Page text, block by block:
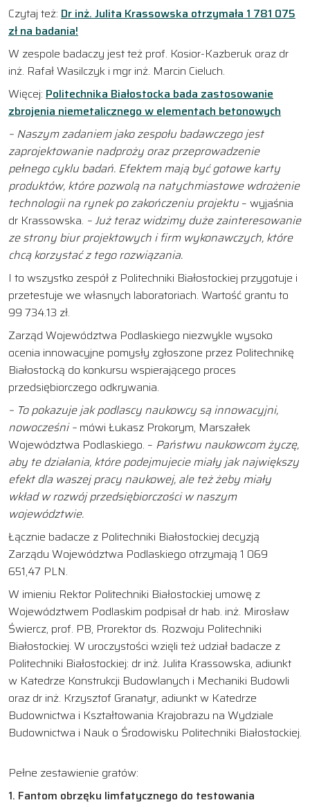
Czytaj też: Dr inż. Julita Krassowska otrzymała 1 781 075
zł na badania!
W zespole badaczy jest też prof. Kosior-Kazberuk oraz dr
inż. Rafał Wasilczyk i mgr inż. Marcin Cieluch.
Więcej: Politechnika Białostocka bada zastosowanie
zbrojenia niemetalicznego w elementach betonowych
– Naszym zadaniem jako zespołu badawczego jest
zaprojektowanie nadproży oraz przeprowadzenie
pełnego cyklu badań. Efektem mają być gotowe karty
produktów, które pozwolą na natychmiastowe wdrożenie
technologii na rynek po zakończeniu projektu – wyjaśnia
dr Krassowska. – Już teraz widzimy duże zainteresowanie
ze strony biur projektowych i firm wykonawczych, które
chcą korzystać z tego rozwiązania.
I to wszystko zespół z Politechniki Białostockiej przygotuje i
przetestuje we własnych laboratoriach. Wartość grantu to
99 734.13 zł.
Zarząd Województwa Podlaskiego niezwykle wysoko
ocenia innowacyjne pomysły zgłoszone przez Politechnikę
Białostocką do konkursu wspierającego proces
przedsiębiorczego odkrywania.
– To pokazuje jak podlascy naukowcy są innowacyjni,
nowocześni – mówi Łukasz Prokorym, Marszałek
Województwa Podlaskiego. – Państwu naukowcom życzę,
aby te działania, które podejmujecie miały jak największy
efekt dla waszej pracy naukowej, ale też żeby miały
wkład w rozwój przedsiębiorczości w naszym
województwie.
Łącznie badacze z Politechniki Białostockiej decyzją
Zarządu Województwa Podlaskiego otrzymają 1 069
651,47 PLN.
W imieniu Rektor Politechniki Białostockiej umowę z
Województwem Podlaskim podpisał dr hab. inż. Mirosław
Świercz, prof. PB, Prorektor ds. Rozwoju Politechniki
Białostockiej. W uroczystości wzięli też udział badacze z
Politechniki Białostockiej: dr inż. Julita Krassowska, adiunkt
w Katedrze Konstrukcji Budowlanych i Mechaniki Budowli
oraz dr inż. Krzysztof Granatyr, adiunkt w Katedrze
Budownictwa i Kształtowania Krajobrazu na Wydziale
Budownictwa i Nauk o Środowisku Politechniki Białostockiej.
Pełne zestawienie gratów:
1. Fantom obrzęku limfatycznego do testowania